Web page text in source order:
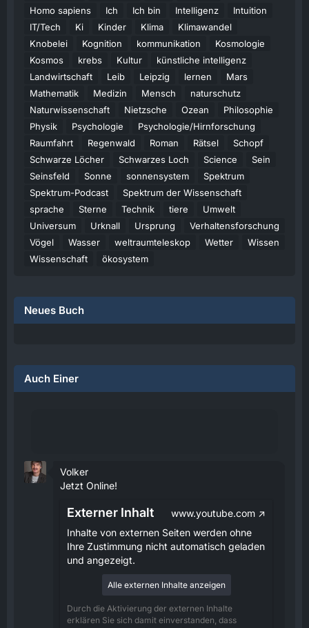
Homo sapiens
Ich Ich bin Intelligenz
Intuition
IT/Tech
Ki Kinder Klima
Klimawandel
Knobelei
Kognition kommunikation
Kosmologie
Kosmos
krebs Kultur
künstliche intelligenz
Landwirtschaft
Leib Leipzig lernen
Mars
Mathematik
Medizin Mensch
naturschutz
Naturwissenschaft
Nietzsche Ozean
Philosophie
Physik
Psychologie
Psychologie/Hirnforschung
Raumfahrt
Regenwald Roman Rätsel
Schopf
Schwarze Löcher
Schwarzes Loch Science
Sein
Seinsfeld
Sonne sonnensystem
Spektrum
Spektrum-Podcast
Spektrum der Wissenschaft
sprache
Sterne Technik tiere
Umwelt
Universum
Urknall Ursprung
Verhaltensforschung
Vögel
Wasser weltraumteleskop Wetter
Wissen
Wissenschaft
ökosystem
Neues Buch
Auch Einer
Volker
Jetzt Online!
Externer Inhalt
www.youtube.com
Inhalte von externen Seiten werden ohne
Ihre Zustimmung nicht automatisch geladen
und angezeigt.
Alle externen Inhalte anzeigen
Durch die Aktivierung der externen Inhalte
erklären Sie sich damit einverstanden, dass